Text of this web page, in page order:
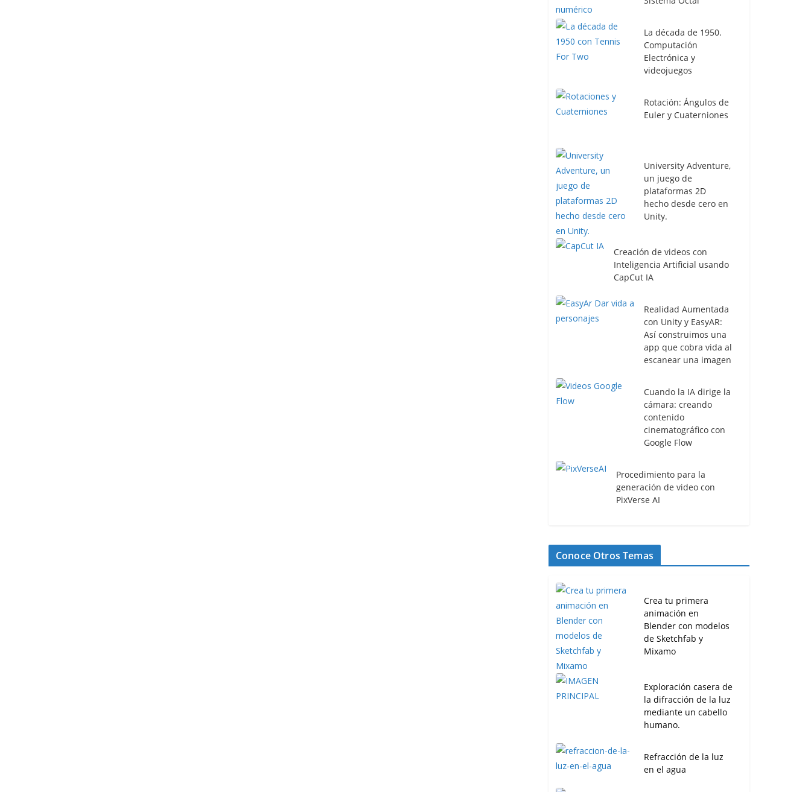
La década de 1950.
Computación
Electrónica y
videojuegos
Rotación: Ángulos de
Euler y Cuaterniones
University Adventure,
un juego de
plataformas 2D
hecho desde cero en
Unity.
Creación de videos con
Inteligencia Artificial usando
CapCut IA
Realidad Aumentada
con Unity y EasyAR:
Así construimos una
app que cobra vida al
escanear una imagen
Cuando la IA dirige la
cámara: creando
contenido
cinematográfico con
Google Flow
Procedimiento para la
generación de video con
PixVerse AI
Conoce Otros Temas
Crea tu primera
animación en
Blender con modelos
de Sketchfab y
Mixamo
Exploración casera de
la difracción de la luz
mediante un cabello
humano.
Refracción de la luz
en el agua